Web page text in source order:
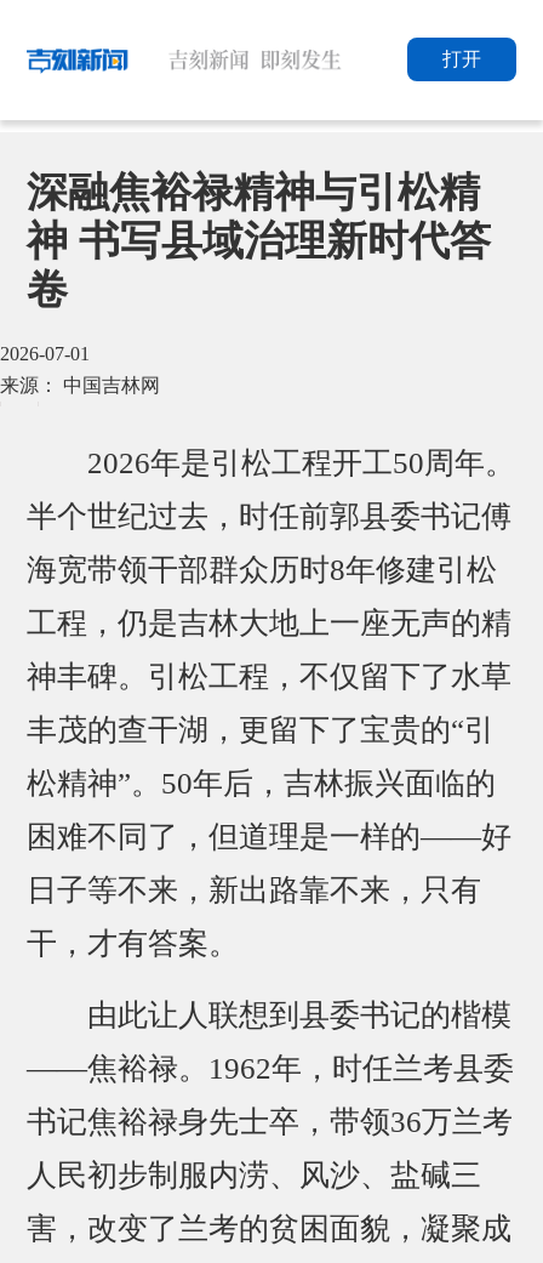
打开
深融焦裕禄精神与引松精
神 书写县域治理新时代答
卷
2026-07-01
来源： 中国吉林网
2026年是引松工程开工50周年。
半个世纪过去，时任前郭县委书记傅
海宽带领干部群众历时8年修建引松
工程，仍是吉林大地上一座无声的精
神丰碑。引松工程，不仅留下了水草
丰茂的查干湖，更留下了宝贵的“引
松精神”。50年后，吉林振兴面临的
困难不同了，但道理是一样的——好
日子等不来，新出路靠不来，只有
干，才有答案。
由此让人联想到县委书记的楷模
——焦裕禄。1962年，时任兰考县委
书记焦裕禄身先士卒，带领36万兰考
人民初步制服内涝、风沙、盐碱三
害，改变了兰考的贫困面貌，凝聚成